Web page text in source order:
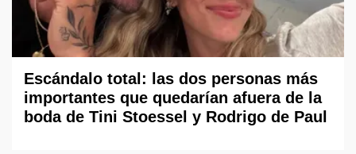
Escándalo total: las dos personas más
importantes que quedarían afuera de la
boda de Tini Stoessel y Rodrigo de Paul